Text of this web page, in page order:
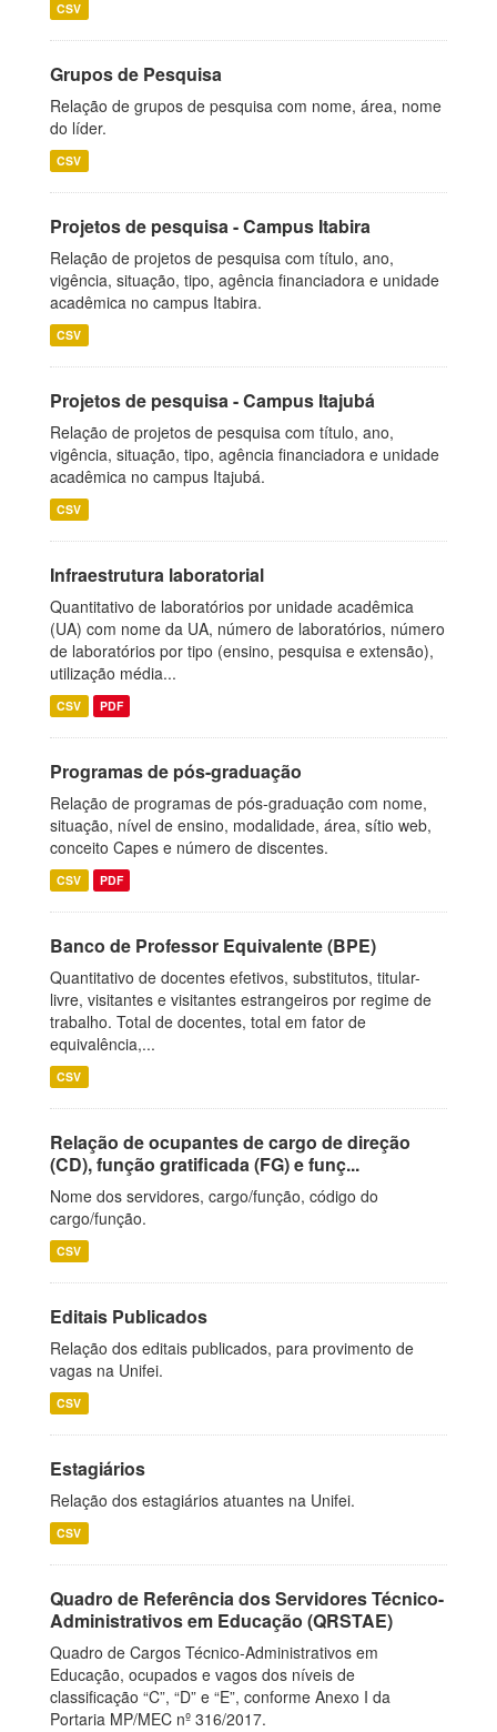
CSV
Grupos de Pesquisa
Relação de grupos de pesquisa com nome, área, nome
do líder.
CSV
Projetos de pesquisa - Campus Itabira
Relação de projetos de pesquisa com título, ano,
vigência, situação, tipo, agência financiadora e unidade
acadêmica no campus Itabira.
CSV
Projetos de pesquisa - Campus Itajubá
Relação de projetos de pesquisa com título, ano,
vigência, situação, tipo, agência financiadora e unidade
acadêmica no campus Itajubá.
CSV
Infraestrutura laboratorial
Quantitativo de laboratórios por unidade acadêmica
(UA) com nome da UA, número de laboratórios, número
de laboratórios por tipo (ensino, pesquisa e extensão),
utilização média...
CSV PDF
Programas de pós-graduação
Relação de programas de pós-graduação com nome,
situação, nível de ensino, modalidade, área, sítio web,
conceito Capes e número de discentes.
CSV PDF
Banco de Professor Equivalente (BPE)
Quantitativo de docentes efetivos, substitutos, titular-
livre, visitantes e visitantes estrangeiros por regime de
trabalho. Total de docentes, total em fator de
equivalência,...
CSV
Relação de ocupantes de cargo de direção
(CD), função gratificada (FG) e funç...
Nome dos servidores, cargo/função, código do
cargo/função.
CSV
Editais Publicados
Relação dos editais publicados, para provimento de
vagas na Unifei.
CSV
Estagiários
Relação dos estagiários atuantes na Unifei.
CSV
Quadro de Referência dos Servidores Técnico-
Administrativos em Educação (QRSTAE)
Quadro de Cargos Técnico-Administrativos em
Educação, ocupados e vagos dos níveis de
classificação “C”, “D” e “E”, conforme Anexo I da
Portaria MP/MEC nº 316/2017.